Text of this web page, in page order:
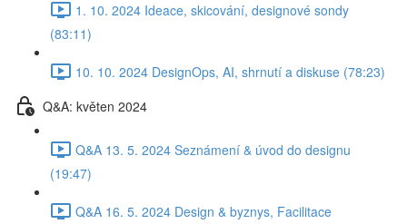
1. 10. 2024 Ideace, skicování, designové sondy
(83:11)
10. 10. 2024 DesignOps, AI, shrnutí a diskuse (78:23)
Q&A: květen 2024
Q&A 13. 5. 2024 Seznámení & úvod do designu
(19:47)
Q&A 16. 5. 2024 Design & byznys, Facilitace